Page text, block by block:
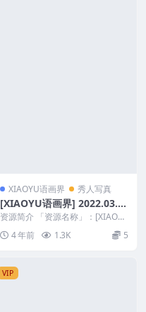
XIAOYU语画界 秀人写真
[XIAOYU语画界] 2022.03.0
8 VOL.731 林星阑 [110+1P]
资源简介 「资源名称」：[XIAOY
4 年前 1.3K 5
VIP